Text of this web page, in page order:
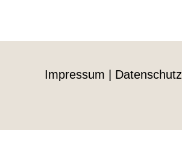
Impressum Datenschutz